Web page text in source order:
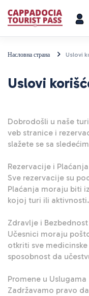
Насловна страна Uslovi
Uslovi
Dobrodošli u naše
veb stranice i
slažete se sa
Rezervacije i Plaćanja
Sve rezervacije su
Plaćanja moraju biti
kojoj turi ili aktivnosti.
Zdravlje i Bezbednost
Učesnici moraju
otkriti sve
sposobnost da
Promene u Uslugama
Zadržavamo pravo